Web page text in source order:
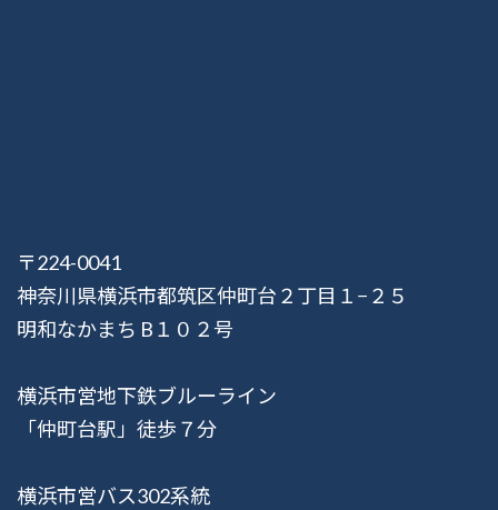
〒224-0041
神奈川県横浜市都筑区仲町台２丁目１−２５
明和なかまち B１０２号
横浜市営地下鉄ブルーライン
「仲町台駅」徒歩７分
横浜市営バス302系統